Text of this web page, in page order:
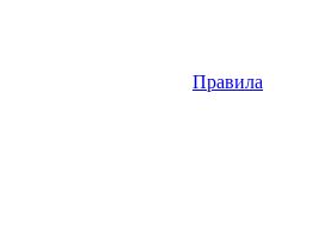
Правила